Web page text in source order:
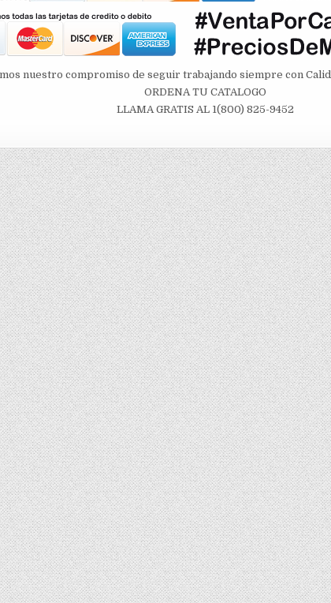
nuestro compromiso de seguir trabajando siempre con
ORDENA TU CATALOGO
LLAMA GRATIS AL 1(800) 825-9452